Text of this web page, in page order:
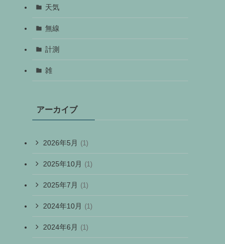
天気
無線
計測
雑
アーカイブ
2026年5月 (1)
2025年10月 (1)
2025年7月 (1)
2024年10月 (1)
2024年6月 (1)